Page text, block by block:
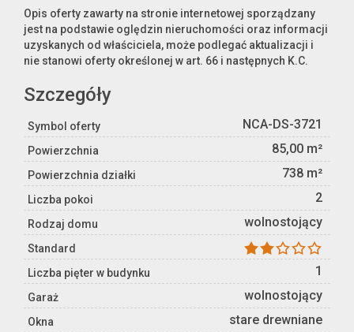
Opis oferty zawarty na stronie internetowej sporządzany
jest na podstawie oględzin nieruchomości oraz informacji
uzyskanych od właściciela, może podlegać aktualizacji i
nie stanowi oferty określonej w art. 66 i następnych K.C.
Szczegóły
Symbol oferty NCA-DS-3721
Powierzchnia 85,00 m²
Powierzchnia działki 738 m²
Liczba pokoi 2
Rodzaj domu wolnostojący
Standard
Liczba pięter w budynku
1
Garaż wolnostojący
Okna stare drewniane